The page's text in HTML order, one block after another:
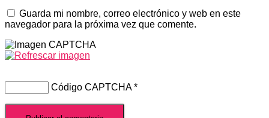
Guarda mi nombre, correo electrónico y web en este
navegador para la próxima vez que comente.
Código CAPTCHA*